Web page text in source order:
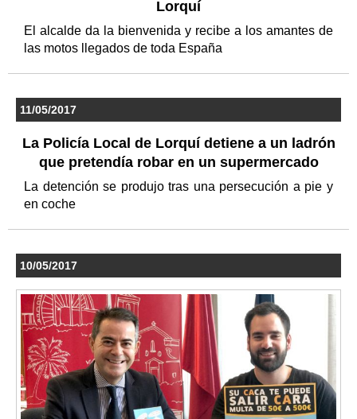
Lorquí
El alcalde da la bienvenida y recibe a los amantes de
las motos llegados de toda España
11/05/2017
La Policía Local de Lorquí detiene a un ladrón
que pretendía robar en un supermercado
La detención se produjo tras una persecución a pie y
en coche
10/05/2017